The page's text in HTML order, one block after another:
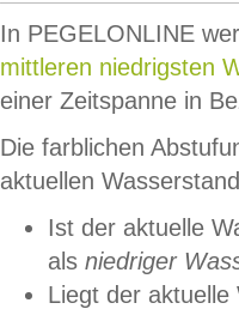
In PEGELONLINE
mittleren niedrigsten
einer Zeitspanne in
Die farblichen
aktuellen
Ist der aktuelle
als niedriger
Liegt der